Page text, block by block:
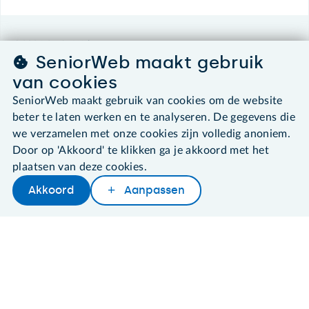
Later lezen Delen Woordenboek
Algemene voorwaarden
Privacybeleid
About SeniorWeb
SeniorWeb maakt gebruik
van cookies
SeniorWeb maakt gebruik van cookies om de website
beter te laten werken en te analyseren. De gegevens die
we verzamelen met onze cookies zijn volledig anoniem.
Door op 'Akkoord' te klikken ga je akkoord met het
plaatsen van deze cookies.
Akkoord Aanpassen